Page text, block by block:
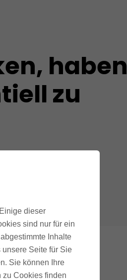
haben
zu
dieser
sind nur für ein
Inhalte
Seite für Sie
Sie können Ihre
zu Cookies finden